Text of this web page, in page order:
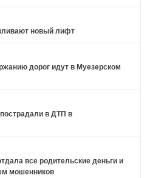
новый лифт
дорог идут в Муезерском
в ДТП в
все родительские деньги и
мошенников